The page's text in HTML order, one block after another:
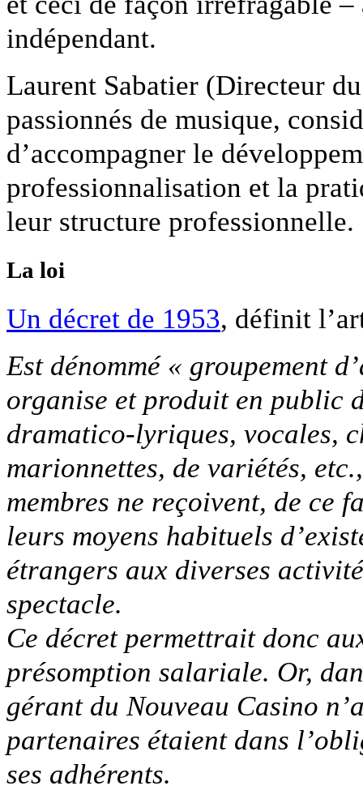
indépendant.
Laurent Sabatier (Directeur
passionnés de musique,
d’accompagner le
professionnalisation et la
leur structure professionnelle.
La loi
Un décret de 1953, définit
Est dénommé « groupement
organise et produit en public
dramatico-lyriques, vocales,
marionnettes, de variétés,
membres ne reçoivent, de ce
leurs moyens habituels
étrangers aux diverses
spectacle.
Ce décret permettrait donc
présomption salariale. Or,
gérant du Nouveau Casino
partenaires étaient dans
ses adhérents.